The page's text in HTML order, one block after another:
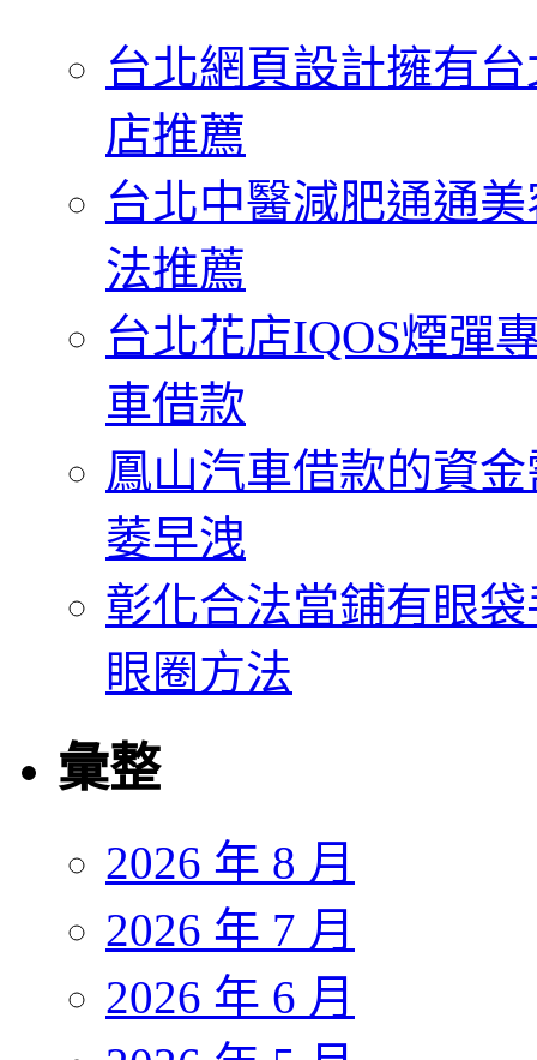
台北網頁設計擁有
店推薦
台北中醫減肥通通
法推薦
台北花店IQOS煙彈
車借款
鳳山汽車借款的資
萎早洩
彰化合法當鋪有眼
眼圈方法
彙整
2026 年 8 月
2026 年 7 月
2026 年 6 月